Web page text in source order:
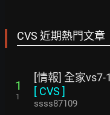
CVS 近期熱門文章
1
1
[情報] 全家
[ CVS ]
ssss87109